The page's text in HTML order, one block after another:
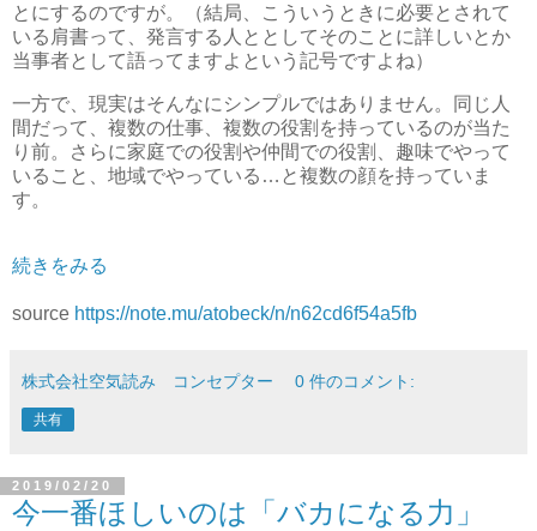
とにするのですが。（結局、こういうときに必要とされて
いる肩書って、発言する人ととしてそのことに詳しいとか
当事者として語ってますよという記号ですよね）
一方で、現実はそんなにシンプルではありません。同じ人
間だって、複数の仕事、複数の役割を持っているのが当た
り前。さらに家庭での役割や仲間での役割、趣味でやって
いること、地域でやっている…と複数の顔を持っていま
す。
続きをみる
source https://note.mu/atobeck/n/n62cd6f54a5fb
株式会社空気読み コンセプター 0 件のコメント:
共有
2019/02/20
今一番ほしいのは「バカになる力」